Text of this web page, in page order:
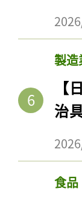
製造
治
食品